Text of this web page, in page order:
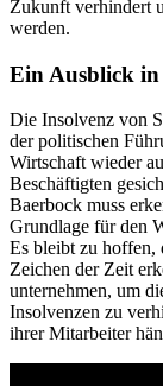
Zukunft verhindert
werden.
Ein Ausblick
Die Insolvenz von
der politischen
Wirtschaft wieder
Beschäftigten
Baerbock muss
Grundlage für den
Es bleibt zu hoffen,
Zeichen der Zeit
unternehmen, um
Insolvenzen zu
ihrer Mitarbeiter